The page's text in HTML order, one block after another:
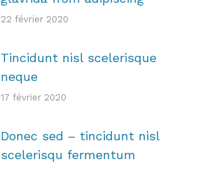
22 février 2020
Tincidunt nisl scelerisque
neque
17 février 2020
Donec sed – tincidunt nisl
scelerisqu fermentum